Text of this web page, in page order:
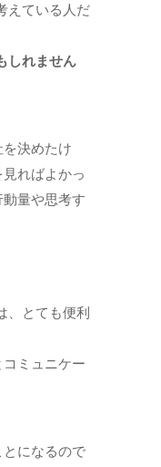
えている人だ
しれません
決めたけ
ればよかっ
量や思考す
、とても便利
ミュニケー
になるので